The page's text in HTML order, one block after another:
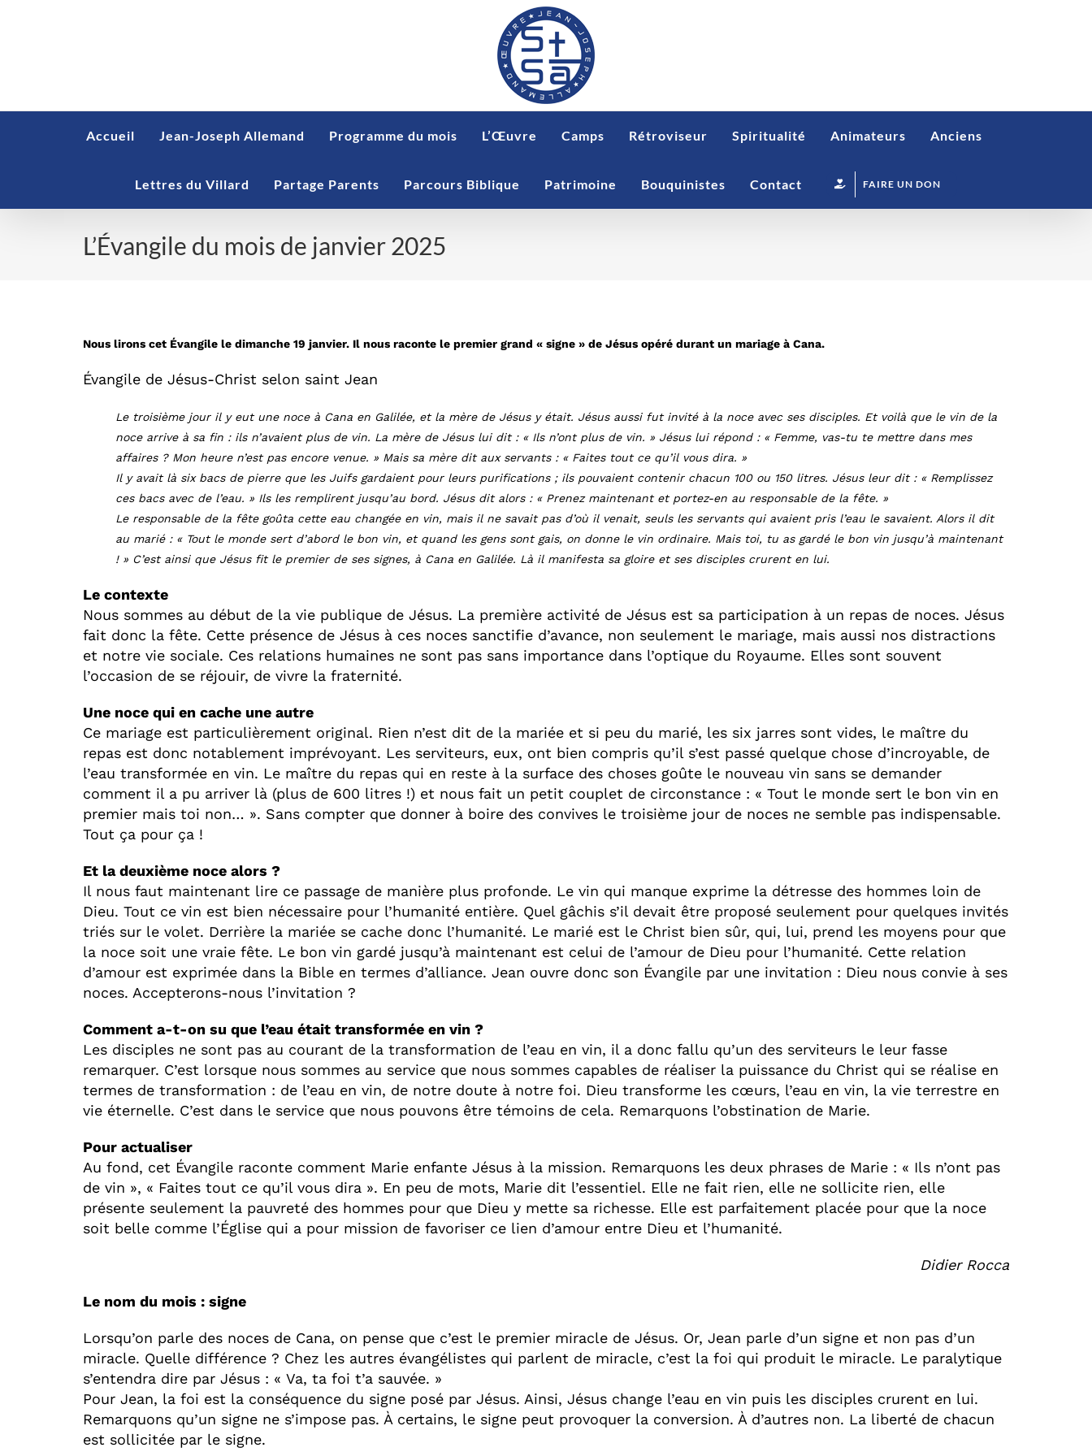
Accueil Jean-Joseph Allemand Programme du mois L’Œuvre Camps Rétroviseur Spiritualité Animateurs Anciens
Lettres du Villard Partage Parents Parcours Biblique Patrimoine Bouquinistes Contact FAIRE UN DON
L’Évangile du mois de janvier 2025
Nous lirons cet Évangile le dimanche 19 janvier. Il nous raconte le premier grand « signe » de Jésus opéré durant un mariage à Cana.
Évangile de Jésus-Christ selon saint Jean
Le troisième jour il y eut une noce à Cana en Galilée, et la mère de Jésus y était. Jésus aussi fut invité à la noce avec ses disciples. Et voilà que le vin de la
noce arrive à sa fin : ils n’avaient plus de vin. La mère de Jésus lui dit : « Ils n’ont plus de vin. » Jésus lui répond : « Femme, vas-tu te mettre dans mes
affaires ? Mon heure n’est pas encore venue. » Mais sa mère dit aux servants : « Faites tout ce qu’il vous dira. »
Il y avait là six bacs de pierre que les Juifs gardaient pour leurs purifications ; ils pouvaient contenir chacun 100 ou 150 litres. Jésus leur dit : « Remplissez
ces bacs avec de l’eau. » Ils les remplirent jusqu’au bord. Jésus dit alors : « Prenez maintenant et portez-en au responsable de la fête. »
Le responsable de la fête goûta cette eau changée en vin, mais il ne savait pas d’où il venait, seuls les servants qui avaient pris l’eau le savaient. Alors il dit
au marié : « Tout le monde sert d’abord le bon vin, et quand les gens sont gais, on donne le vin ordinaire. Mais toi, tu as gardé le bon vin jusqu’à maintenant
! » C’est ainsi que Jésus fit le premier de ses signes, à Cana en Galilée. Là il manifesta sa gloire et ses disciples crurent en lui.
Le contexte
Nous sommes au début de la vie publique de Jésus. La première activité de Jésus est sa participation à un repas de noces. Jésus
fait donc la fête. Cette présence de Jésus à ces noces sanctifie d’avance, non seulement le mariage, mais aussi nos distractions
et notre vie sociale. Ces relations humaines ne sont pas sans importance dans l’optique du Royaume. Elles sont souvent
l’occasion de se réjouir, de vivre la fraternité.
Une noce qui en cache une autre
Ce mariage est particulièrement original. Rien n’est dit de la mariée et si peu du marié, les six jarres sont vides, le maître du
repas est donc notablement imprévoyant. Les serviteurs, eux, ont bien compris qu’il s’est passé quelque chose d’incroyable, de
l’eau transformée en vin. Le maître du repas qui en reste à la surface des choses goûte le nouveau vin sans se demander
comment il a pu arriver là (plus de 600 litres !) et nous fait un petit couplet de circonstance : « Tout le monde sert le bon vin en
premier mais toi non… ». Sans compter que donner à boire des convives le troisième jour de noces ne semble pas indispensable.
Tout ça pour ça !
Et la deuxième noce alors ?
Il nous faut maintenant lire ce passage de manière plus profonde. Le vin qui manque exprime la détresse des hommes loin de
Dieu. Tout ce vin est bien nécessaire pour l’humanité entière. Quel gâchis s’il devait être proposé seulement pour quelques invités
triés sur le volet. Derrière la mariée se cache donc l’humanité. Le marié est le Christ bien sûr, qui, lui, prend les moyens pour que
la noce soit une vraie fête. Le bon vin gardé jusqu’à maintenant est celui de l’amour de Dieu pour l’humanité. Cette relation
d’amour est exprimée dans la Bible en termes d’alliance. Jean ouvre donc son Évangile par une invitation : Dieu nous convie à ses
noces. Accepterons-nous l’invitation ?
Comment a-t-on su que l’eau était transformée en vin ?
Les disciples ne sont pas au courant de la transformation de l’eau en vin, il a donc fallu qu’un des serviteurs le leur fasse
remarquer. C’est lorsque nous sommes au service que nous sommes capables de réaliser la puissance du Christ qui se réalise en
termes de transformation : de l’eau en vin, de notre doute à notre foi. Dieu transforme les cœurs, l’eau en vin, la vie terrestre en
vie éternelle. C’est dans le service que nous pouvons être témoins de cela. Remarquons l’obstination de Marie.
Pour actualiser
Au fond, cet Évangile raconte comment Marie enfante Jésus à la mission. Remarquons les deux phrases de Marie : « Ils n’ont pas
de vin », « Faites tout ce qu’il vous dira ». En peu de mots, Marie dit l’essentiel. Elle ne fait rien, elle ne sollicite rien, elle
présente seulement la pauvreté des hommes pour que Dieu y mette sa richesse. Elle est parfaitement placée pour que la noce
soit belle comme l’Église qui a pour mission de favoriser ce lien d’amour entre Dieu et l’humanité.
Didier Rocca
Le nom du mois : signe
Lorsqu’on parle des noces de Cana, on pense que c’est le premier miracle de Jésus. Or, Jean parle d’un signe et non pas d’un
miracle. Quelle différence ? Chez les autres évangélistes qui parlent de miracle, c’est la foi qui produit le miracle. Le paralytique
s’entendra dire par Jésus : « Va, ta foi t’a sauvée. »
Pour Jean, la foi est la conséquence du signe posé par Jésus. Ainsi, Jésus change l’eau en vin puis les disciples crurent en lui.
Remarquons qu’un signe ne s’impose pas. À certains, le signe peut provoquer la conversion. À d’autres non. La liberté de chacun
est sollicitée par le signe.